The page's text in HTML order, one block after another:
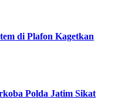
di Plafon Kagetkan
Polda Jatim Sikat